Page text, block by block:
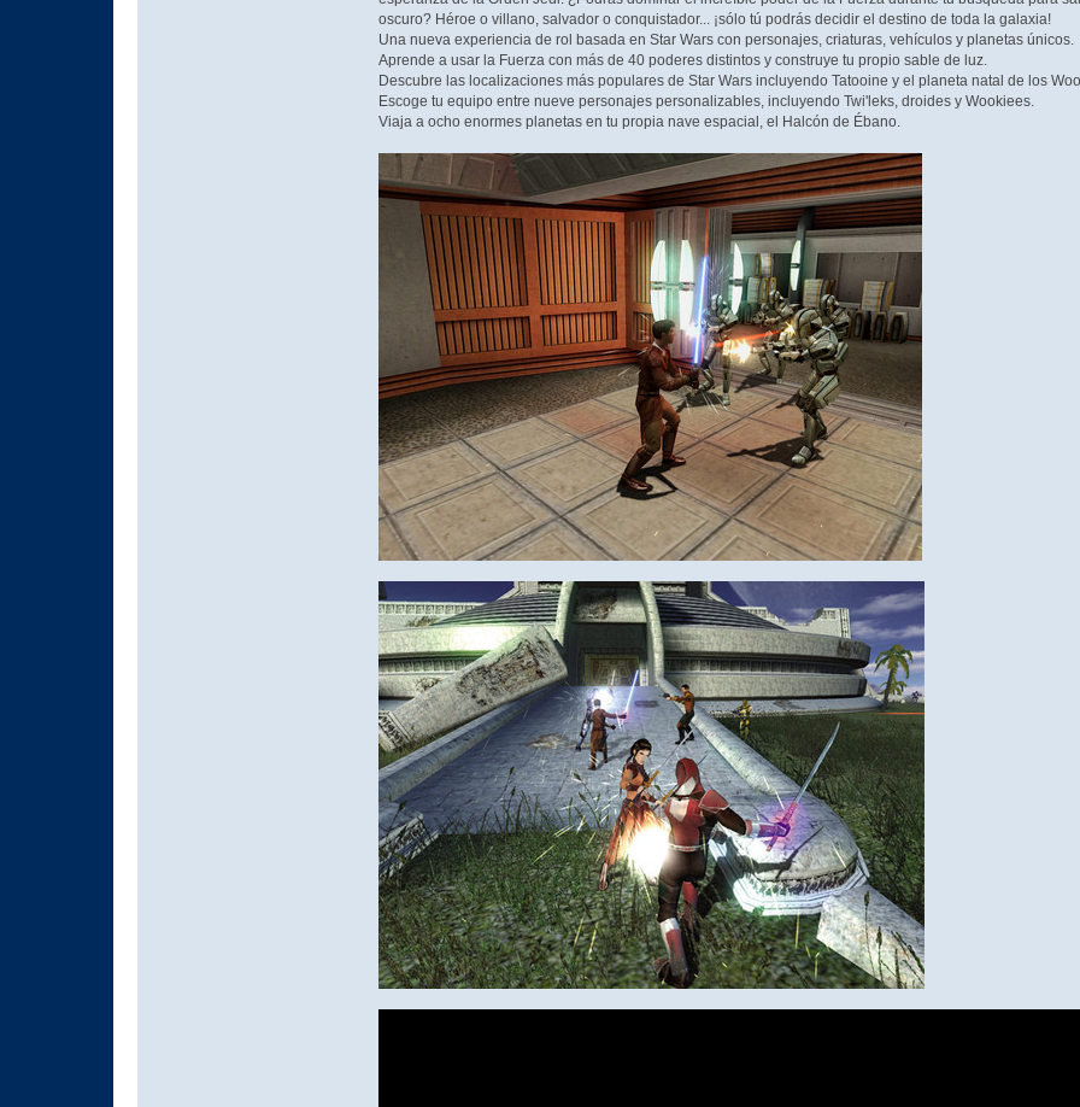
oscuro? Héroe o villano, salvador o conquistador... ¡sólo tú podrás decidir el destino de toda la galaxia!
Una nueva experiencia de rol basada en Star Wars con personajes, criaturas, vehículos y planetas únicos.
Aprende a usar la Fuerza con más de 40 poderes distintos y construye tu propio sable de luz.
Descubre las localizaciones más populares de Star Wars incluyendo Tatooine y el planeta natal de los
Escoge tu equipo entre nueve personajes personalizables, incluyendo Twi'leks, droides y Wookiees.
Viaja a ocho enormes planetas en tu propia nave espacial, el Halcón de Ébano.